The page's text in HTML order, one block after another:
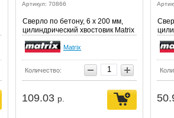
Артикул: 70866
Сверло по бетону, 6 х 200 мм,
цилиндрический хвостовик Matrix
Matrix
Количество:
109.03 р.